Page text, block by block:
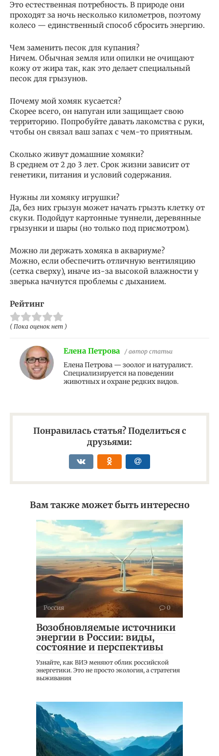
Это естественная потребность. В природе они
проходят за ночь несколько километров, поэтому
колесо — единственный способ сбросить энергию.
Чем заменить песок для купания?
Ничем. Обычная земля или опилки не очищают
кожу от жира так, как это делает специальный
песок для грызунов.
Почему мой хомяк кусается?
Скорее всего, он напуган или защищает свою
территорию. Попробуйте давать лакомства с руки,
чтобы он связал ваш запах с чем-то приятным.
Сколько живут домашние хомяки?
В среднем от 2 до 3 лет. Срок жизни зависит от
генетики, питания и условий содержания.
Нужны ли хомяку игрушки?
Да, без них грызун может начать грызть клетку от
скуки. Подойдут картонные туннели, деревянные
грызунки и шары (но только под присмотром).
Можно ли держать хомяка в аквариуме?
Можно, если обеспечить отличную вентиляцию
(сетка сверху), иначе из-за высокой влажности у
зверька начнутся проблемы с дыханием.
Рейтинг
( Пока оценок нет )
Елена Петрова / автор статьи
Елена Петрова — зоолог и натуралист.
Специализируется на поведении
животных и охране редких видов.
Понравилась статья? Поделиться с
друзьями:
Вам также может быть интересно
Россия 0
Возобновляемые источники
энергии в России: виды,
состояние и перспективы
Узнайте, как ВИЭ меняют облик российской
энергетики. Это не просто экология, а стратегия
выживания